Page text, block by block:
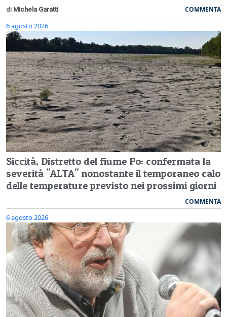
di Michela Garatti COMMENTA
6 agosto 2026
Siccità, Distretto del fiume Po: confermata la
severità "ALTA" nonostante il temporaneo calo
delle temperature previsto nei prossimi giorni
COMMENTA
6 agosto 2026